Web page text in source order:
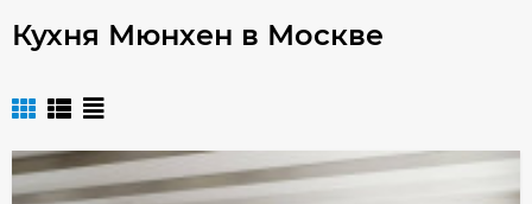
Кухня Мюнхен в Москве